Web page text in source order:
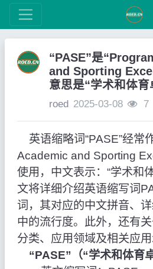
“PASE”是
and Sporting
意思是“学术和体育
roed 2025-03-08 7
英语缩略词“PASE”经常
Academic and Sporting
使用，中文表示：“学术和
文将详细介绍英语缩写词
词，其对应的中文拼音、
中的流行度。此外，还有
分类、应用领域及相关应用
“PASE”（“学术和体育